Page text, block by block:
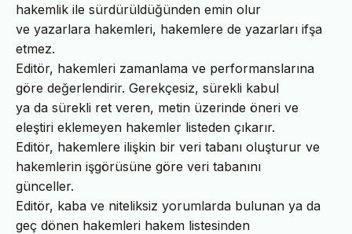
hakemlik ile sürdürüldüğünden emin olur
ve yazarlara hakemleri, hakemlere de yazarları ifşa
etmez.
Editör, hakemleri zamanlama ve performanslarına
göre değerlendirir. Gerekçesiz, sürekli kabul
ya da sürekli ret veren, metin üzerinde öneri ve
eleştiri eklemeyen hakemler listeden çıkarır.
Editör, hakemlere ilişkin bir veri tabanı oluşturur ve
hakemlerin işgörüsüne göre veri tabanını
günceller.
Editör, kaba ve niteliksiz yorumlarda bulunan ya da
geç dönen hakemleri hakem listesinden